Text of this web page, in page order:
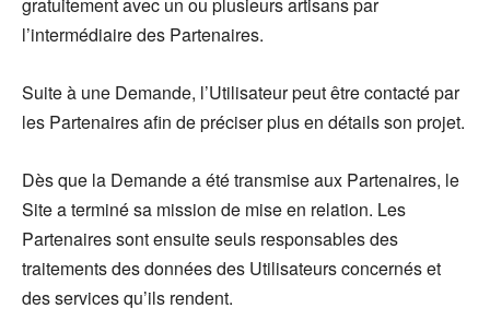
l’intermédiaire des Partenaires.
Suite à une Demande, l’Utilisateur peut être contacté par
les Partenaires afin de préciser plus en détails son projet.
Dès que la Demande a été transmise aux Partenaires, le
Site a terminé sa mission de mise en relation. Les
Partenaires sont ensuite seuls responsables des
traitements des données des Utilisateurs concernés et
des services qu’ils rendent.